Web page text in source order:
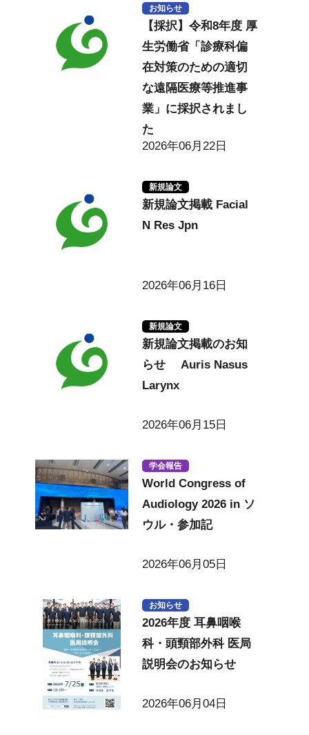
お知らせ
【採択】令和8年度 厚
生労働省「診療科偏
在対策のための適切
な遠隔医療等推進事
業」に採択されまし
た
2026年06月22日
新規論文
新規論文掲載 Facial
N Res Jpn
2026年06月16日
新規論文
新規論文掲載のお知
らせ Auris Nasus
Larynx
2026年06月15日
学会報告
World Congress of
Audiology 2026 in ソ
ウル・参加記
2026年06月05日
お知らせ
2026年度 耳鼻咽喉
科・頭頸部外科 医局
説明会のお知らせ
2026年06月04日